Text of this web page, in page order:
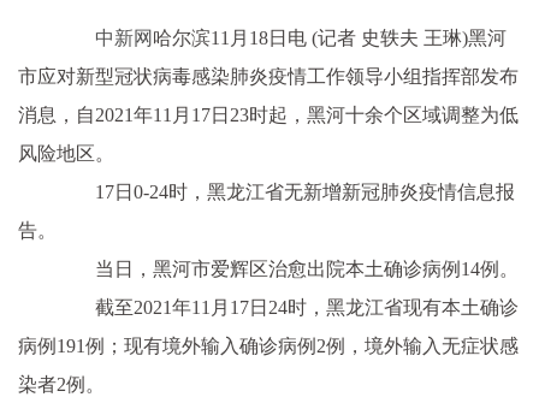
中新网 哈尔滨11月18日电 (记者 史轶夫 王琳)黑河
市应对新型冠状病毒感染肺炎疫情工作领导小组指挥部发布
消息，自2021年11月17日23时起，黑河十余个区域调整为低
风险地区。
17日0-24时，黑龙江省无新增新冠肺炎疫情信息报
告。
当日，黑河市爱辉区治愈出院本土确诊病例14例。
截至2021年11月17日24时，黑龙江省现有本土确诊
病例191例；现有境外输入确诊病例2例，境外输入无症状感
染者2例。